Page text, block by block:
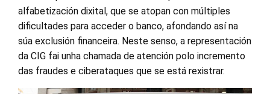
alfabetización dixital, que se atopan con múltiples
dificultades para acceder o banco, afondando así na
súa exclusión financeira. Neste senso, a representación
da CIG fai unha chamada de atención polo incremento
das fraudes e ciberataques que se está rexistrar.